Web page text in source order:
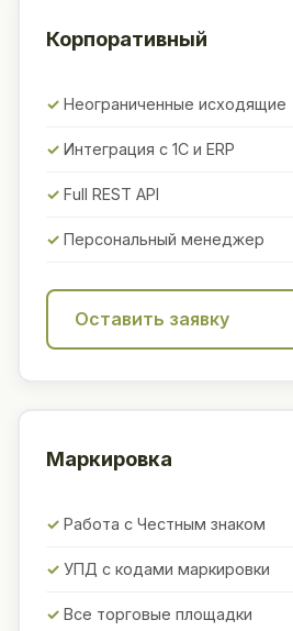
Корпоративный
Неограниченные исходящие
Интеграция с 1С и ERP
Full REST API
Персональный менеджер
Оставить заявку
Маркировка
Работа с Честным знаком
УПД с кодами маркировки
Все торговые площадки